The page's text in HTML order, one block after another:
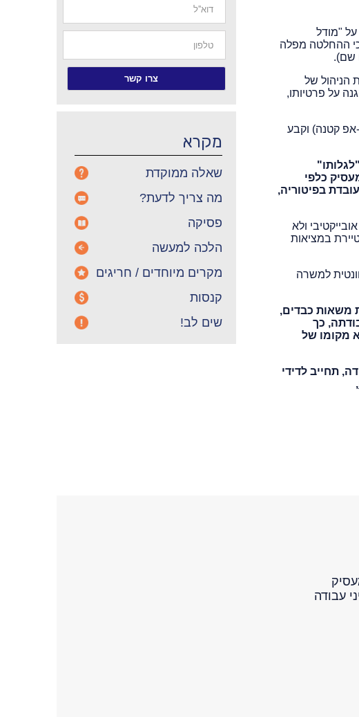
"מודל
ההחלטה מפלה
הניהול של
על פרטיותו,
אפ קטנה) וקבע
כלפי
בפיטוריה,
ולא
במציאות
למשרה
משאות כבדים,
כך
מקומו של
תחייב לדידי
,
מקרא
שאלה ממוקדת
מה צריך לדעת?
פסיקה
הלכה למעשה
מקרים מיוחדים / חריגים
קנסות
שים לב!
עבודה